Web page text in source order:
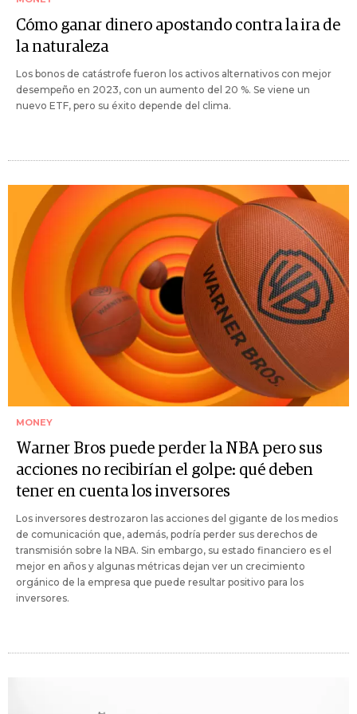
Cómo ganar dinero apostando contra la ira de
la naturaleza
Los bonos de catástrofe fueron los activos alternativos con mejor
desempeño en 2023, con un aumento del 20 %. Se viene un
nuevo ETF, pero su éxito depende del clima.
MONEY
Warner Bros puede perder la NBA pero sus
acciones no recibirían el golpe: qué deben
tener en cuenta los inversores
Los inversores destrozaron las acciones del gigante de los medios
de comunicación que, además, podría perder sus derechos de
transmisión sobre la NBA. Sin embargo, su estado financiero es el
mejor en años y algunas métricas dejan ver un crecimiento
orgánico de la empresa que puede resultar positivo para los
inversores.